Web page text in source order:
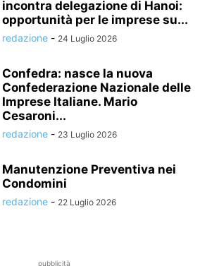
incontra delegazione di Hanoi:
opportunità per le imprese su...
redazione - 24 Luglio 2026
Confedra: nasce la nuova
Confederazione Nazionale delle
Imprese Italiane. Mario
Cesaroni...
redazione - 23 Luglio 2026
Manutenzione Preventiva nei
Condomini
redazione - 22 Luglio 2026
pubblicità